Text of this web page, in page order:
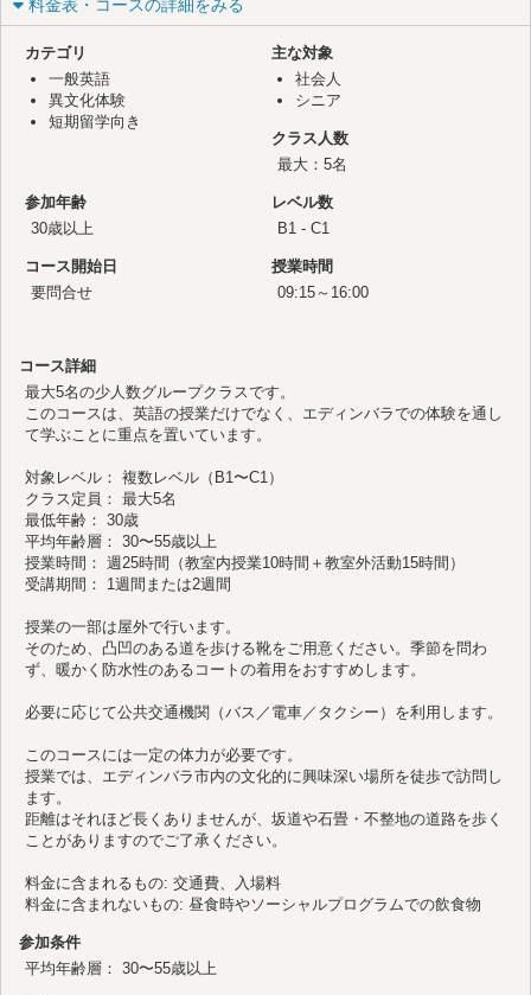
料金表・コースの詳細をみる
カテゴリ
一般英語
異文化体験
短期留学向き
主な対象
社会人
シニア
クラス人数
最大：5名
参加年齢
30歳以上
レベル数
B1 - C1
コース開始日
要問合せ
授業時間
09:15～16:00
コース詳細
最大5名の少人数グループクラスです。
このコースは、英語の授業だけでなく、エディンバラでの体験を通し
て学ぶことに重点を置いています。
対象レベル： 複数レベル（B1〜C1）
クラス定員： 最大5名
最低年齢： 30歳
平均年齢層： 30〜55歳以上
授業時間： 週25時間（教室内授業10時間＋教室外活動15時間）
受講期間： 1週間または2週間
授業の一部は屋外で行います。
そのため、凸凹のある道を歩ける靴をご用意ください。季節を問わ
ず、暖かく防水性のあるコートの着用をおすすめします。
必要に応じて公共交通機関（バス／電車／タクシー）を利用します。
このコースには一定の体力が必要です。
授業では、エディンバラ市内の文化的に興味深い場所を徒歩で訪問し
ます。
距離はそれほど長くありませんが、坂道や石畳・不整地の道路を歩く
ことがありますのでご了承ください。
料金に含まれるもの: 交通費、入場料
料金に含まれないもの: 昼食時やソーシャルプログラムでの飲食物
参加条件
平均年齢層： 30〜55歳以上